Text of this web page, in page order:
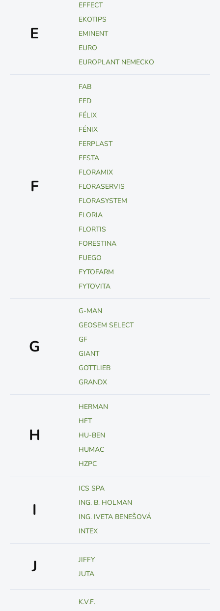
E
EFFECT
EKOTIPS
EMINENT
EURO
EUROPLANT NEMECKO
F
FAB
FED
FÉLIX
FÉNIX
FERPLAST
FESTA
FLORAMIX
FLORASERVIS
FLORASYSTEM
FLORIA
FLORTIS
FORESTINA
FUEGO
FYTOFARM
FYTOVITA
G
G-MAN
GEOSEM SELECT
GF
GIANT
GOTTLIEB
GRANDX
H
HERMAN
HET
HU-BEN
HUMAC
HZPC
I
ICS SPA
ING. B. HOLMAN
ING. IVETA BENEŠOVÁ
INTEX
J
JIFFY
JUTA
K.V.F.